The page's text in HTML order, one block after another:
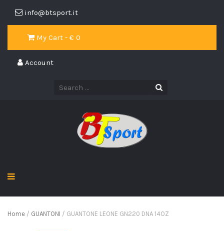
info@btsport.it
My Cart - € 0
Account
Home / GUANTONI / GUANTONE LEONE GN220 DNA 14OZ